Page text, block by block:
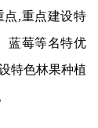
点,重点建设特
蓝莓等名特优
特色林果种植